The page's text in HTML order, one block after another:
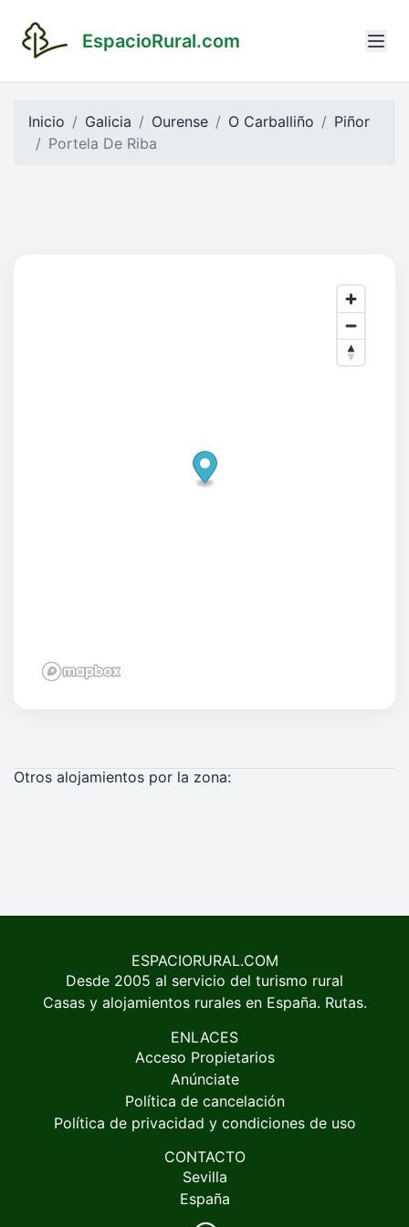
EspacioRural.com
Inicio Galicia Ourense O Carballiño
Piñor
Portela De Riba
Otros alojamientos por la zona:
ESPACIORURAL.COM
Desde 2005 al servicio del turismo rural
Casas y alojamientos rurales en España. Rutas.
ENLACES
Acceso Propietarios
Anúnciate
Política de cancelación
Política de privacidad y condiciones de uso
CONTACTO
Sevilla
España